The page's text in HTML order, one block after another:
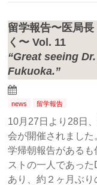
留学報告〜医局
く〜 Vol. 11
“Great seeing
Fukuoka.”
news 留学報告
10月27日より28日
会が開催されまし
学帰朝報告がある
ストの一人であっ
あり、約２ヶ月ぶ